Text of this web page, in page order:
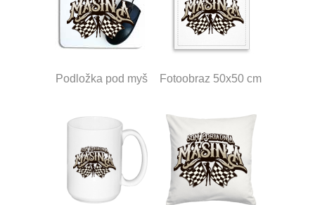
Podložka pod myš Fotoobraz 50x50 cm